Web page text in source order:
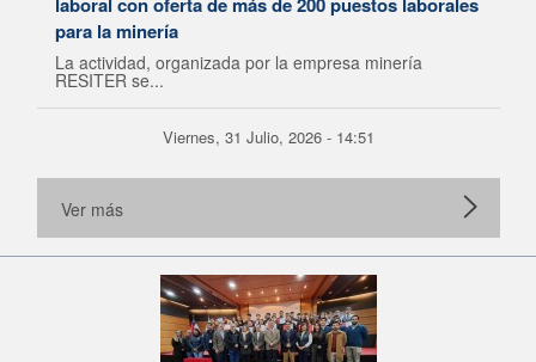
para la minería
La actividad, organizada por la empresa minería
RESITER se...
Viernes, 31 Julio, 2026 - 14:51
Ver más